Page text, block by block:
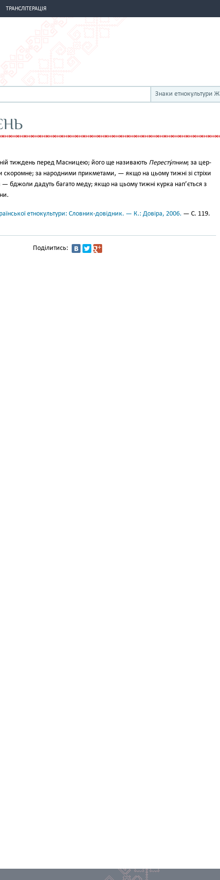
ТРАНСЛІТЕРАЦІЯ
Знаки етнокультури
тиж­день перед Масницею; його ще називають Пересту́пним; за цер­
ско­ромне; за народними прикмета­ми, — якщо на цьому тижні зі стрі­хи
— бджоли дадуть багато меду; якщо на цьому тижні курка нап’ється з
етнокультури: Словник-довідник. — К.: Довіра, 2006. — С. 119.
Поділитись: